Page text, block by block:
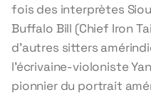
fois des interprètes
Buffalo Bill (Chief Iron
d'autres sitters
l'écrivaine-violoniste
pionnier du portrait